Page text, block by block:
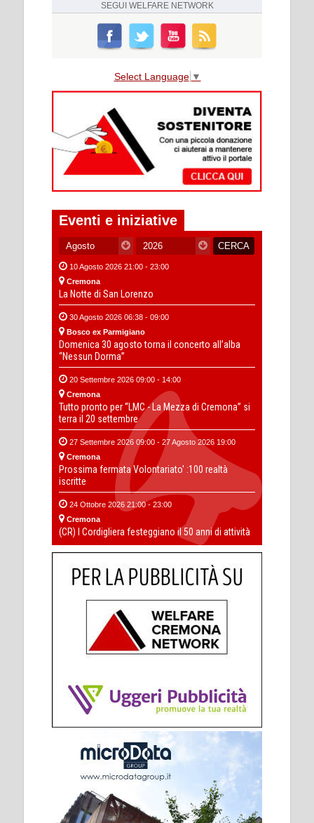
SEGUI WELFARE NETWORK
Select Language ▼
Eventi e iniziative
10 Agosto 2026 21:00 - 23:00
Cremona
La Notte di San Lorenzo
30 Agosto 2026 06:38 - 09:00
Bosco ex Parmigiano
Domenica 30 agosto torna il concerto all’alba
“Nessun Dorma”
20 Settembre 2026 09:00 - 14:00
Cremona
Tutto pronto per “LMC - La Mezza di Cremona” si
terra il 20 settembre
27 Settembre 2026 09:00 - 27 Agosto 2026 19:00
Cremona
Prossima fermata Volontariato' :100 realtà
iscritte
24 Ottobre 2026 21:00 - 23:00
Cremona
(CR) I Cordigliera festeggiano il 50 anni di attività